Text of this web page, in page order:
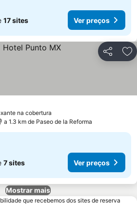
17 sites Ver preços
Partilhar
na cobertura
a 1.3 km de Paseo de la Reforma
7 sites Ver preços
Mostrar mais
que recebemos dos sites de reserva